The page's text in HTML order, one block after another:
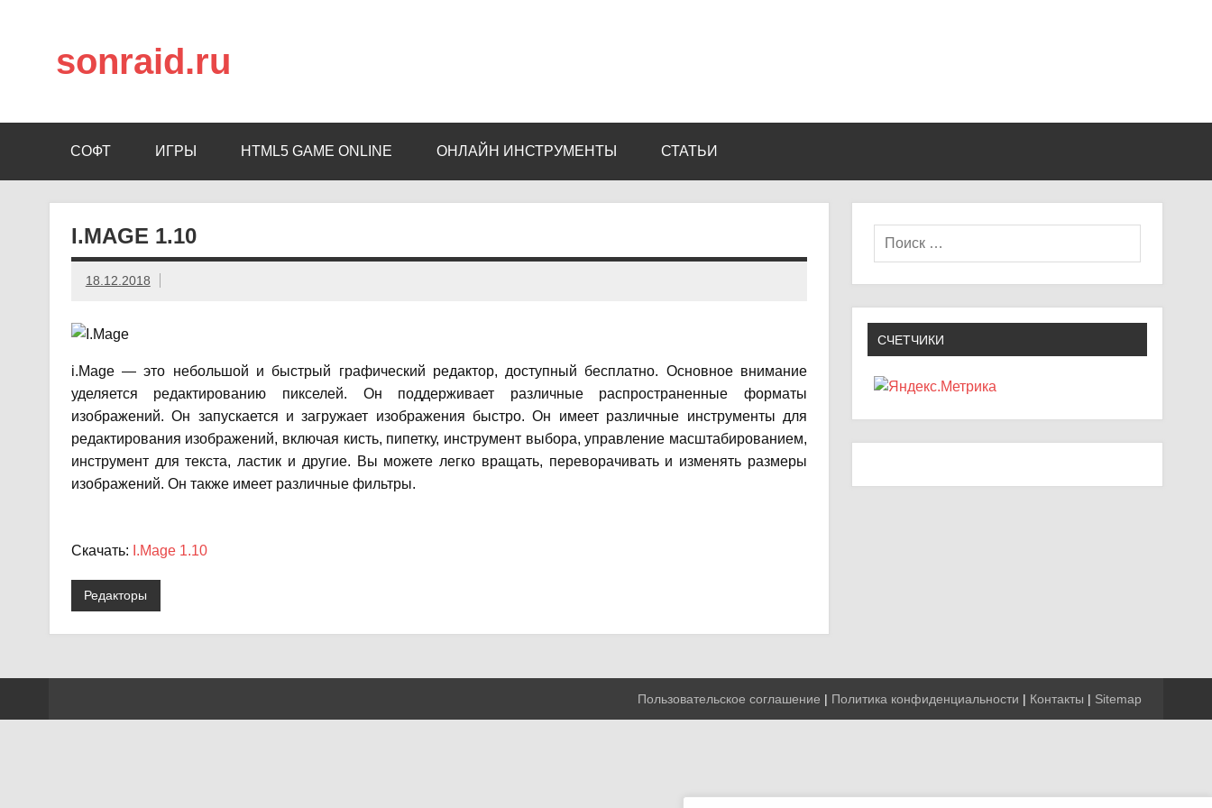
sonraid.ru
СОФТ ИГРЫ HTML5 GAME ONLINE ОНЛАЙН ИНСТРУМЕНТЫ СТАТЬИ
I.MAGE 1.10
18.12.2018
i.Mage — это небольшой и быстрый графический редактор, доступный бесплатно. Основное внимание
уделяется редактированию пикселей.
Он поддерживает различные распространенные форматы
изображений. Он запускается и загружает изображения быстро. Он имеет различные инструменты для
редактирования изображений, включая кисть, пипетку, инструмент выбора, управление масштабированием,
инструмент для текста, ластик и другие. Вы можете легко вращать, переворачивать и изменять размеры
изображений. Он также имеет различные фильтры.
Скачать: I.Mage 1.10
Редакторы
СЧЕТЧИКИ
Пользовательское соглашение | Политика конфиденциальности | Контакты | Sitemap